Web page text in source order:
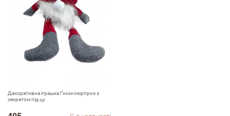
Декоративна iграшка Гном-сюрприз з
секретом пiд цу
Переваги